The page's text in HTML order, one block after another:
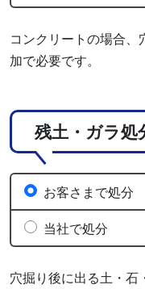
コンクリートの場合
加で必要です。
残土・ガラ処
穴掘り後に出る土・石
お客さまで処分
当社で処分